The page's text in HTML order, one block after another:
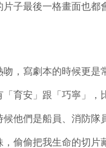
子最後一格畫面也都
，寫劇本的時候更是
育安」跟「巧寧」，
他們是船員、消防隊
偷偷把我生命的切片